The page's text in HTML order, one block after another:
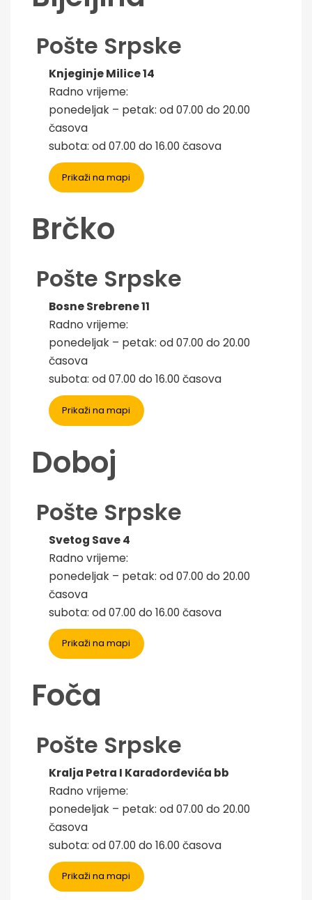
Pošte Srpske
Knjeginje Milice 14
Radno vrijeme:
ponedeljak – petak: od 07.00 do 20.00
časova
subota: od 07.00 do 16.00 časova
Prikaži na mapi
Brčko
Pošte Srpske
Bosne Srebrene 11
Radno vrijeme:
ponedeljak – petak: od 07.00 do 20.00
časova
subota: od 07.00 do 16.00 časova
Prikaži na mapi
Doboj
Pošte Srpske
Svetog Save 4
Radno vrijeme:
ponedeljak – petak: od 07.00 do 20.00
časova
subota: od 07.00 do 16.00 časova
Prikaži na mapi
Foča
Pošte Srpske
Kralja Petra I Karađorđevića bb
Radno vrijeme:
ponedeljak – petak: od 07.00 do 20.00
časova
subota: od 07.00 do 16.00 časova
Prikaži na mapi